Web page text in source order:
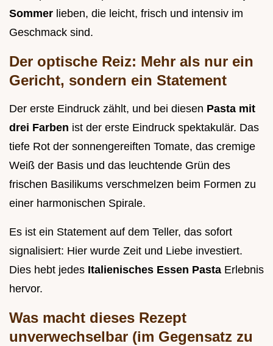
Sommer lieben, die leicht, frisch und intensiv im
Geschmack sind.
Der optische Reiz: Mehr als nur ein
Gericht, sondern ein Statement
Der erste Eindruck zählt, und bei diesen Pasta mit
drei Farben ist der erste Eindruck spektakulär. Das
tiefe Rot der sonnengereiften Tomate, das cremige
Weiß der Basis und das leuchtende Grün des
frischen Basilikums verschmelzen beim Formen zu
einer harmonischen Spirale.
Es ist ein Statement auf dem Teller, das sofort
signalisiert: Hier wurde Zeit und Liebe investiert.
Dies hebt jedes Italienisches Essen Pasta Erlebnis
hervor.
Was macht dieses Rezept
unverwechselbar (im Gegensatz zu